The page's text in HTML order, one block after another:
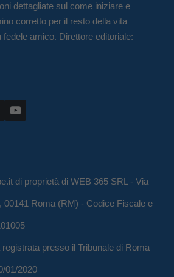
dettagliate sul come iniziare e
corretto per il resto della vita
amico. Direttore editoriale:
di proprietà di WEB 365 SRL - Via
00141 Roma (RM) - Codice Fiscale e
presso il Tribunale di Roma
01/2020